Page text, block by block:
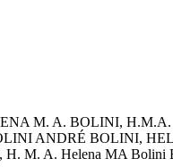
M. A. BOLINI, H.M.A.
ANDRÉ BOLINI,
H. M. A. Helena MA Bolini